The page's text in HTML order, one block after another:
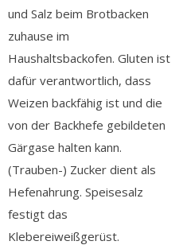
und Salz beim Brotbacken
zuhause im
Haushaltsbackofen. Gluten ist
dafür verantwortlich, dass
Weizen backfähig ist und die
von der Backhefe gebildeten
Gärgase halten kann.
(Trauben-) Zucker dient als
Hefenahrung. Speisesalz
festigt das
Klebereiweißgerüst.